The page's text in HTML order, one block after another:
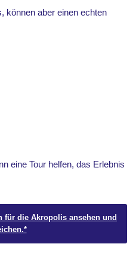
können aber einen echten
eine Tour helfen, das Erlebnis
für die Akropolis ansehen und